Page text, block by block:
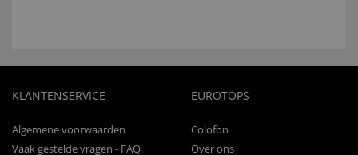
KLANTENSERVICE
Algemene voorwaarden
Vaak gestelde vragen - FAQ
EUROTOPS
Colofon
Over ons